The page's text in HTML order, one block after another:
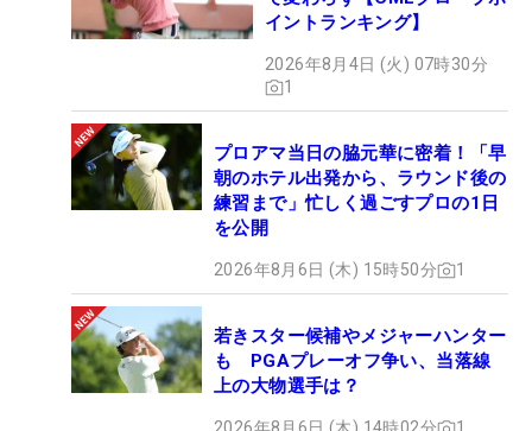
イントランキング】
2026年8月4日 (火) 07時30分
1
プロアマ当日の脇元華に密着！「早
朝のホテル出発から、ラウンド後の
練習まで」忙しく過ごすプロの1日
を公開
2026年8月6日 (木) 15時50分 1
若きスター候補やメジャーハンター
も PGAプレーオフ争い、当落線
上の大物選手は？